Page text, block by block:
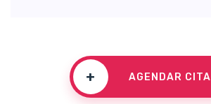
+ AGENDAR CITA